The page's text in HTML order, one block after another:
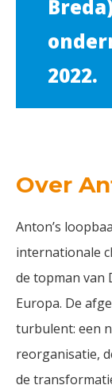
2022.
Over
Anton’s
internationale
de topman van
Europa. De
turbulent: een
reorganisatie,
de